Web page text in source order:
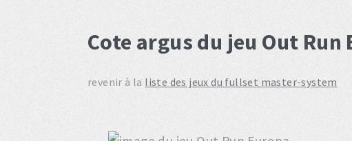
Cote argus du jeu Out Run
revenir à la liste des jeux du fullset master-system